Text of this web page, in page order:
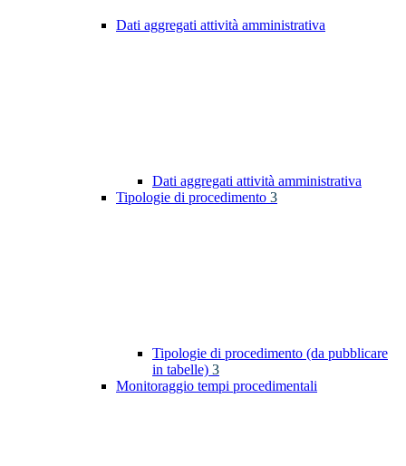
Dati aggregati attività amministrativa
Dati aggregati attività amministrativa
Tipologie di procedimento 3
Tipologie di procedimento (da pubblicare
in tabelle) 3
Monitoraggio tempi procedimentali